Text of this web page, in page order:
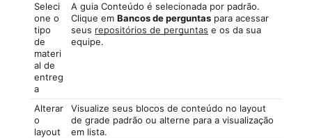
Seleci
one o
tipo
de
materi
al de
entreg
a
A guia Conteúdo é selecionada por padrão.
Clique emBancos de perguntas para acessar
seus repositórios de perguntas e os da sua
equipe.
Alterar
o
layout
Visualize seus blocos de conteúdo no layout
de grade padrão ou alterne para a visualização
em lista.